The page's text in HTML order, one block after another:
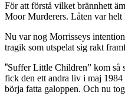
För att förstå vilket brännhett
Moor Murderers. Låten var helt
Nu var nog Morrisseys
tragik som utspelat sig rakt
”Suffer Little Children” kom så
fick den ett andra liv i maj 1984
börja fatta galoppen. Och nu